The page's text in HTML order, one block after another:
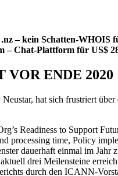
– kein Schatten-WHOIS
– Chat-Plattform für US$
VOR ENDE 2020
hat sich frustriert
Readiness to Support
processing time, Policy
dauerhaft einmal im
drei Meilensteine
durch den ICANN-